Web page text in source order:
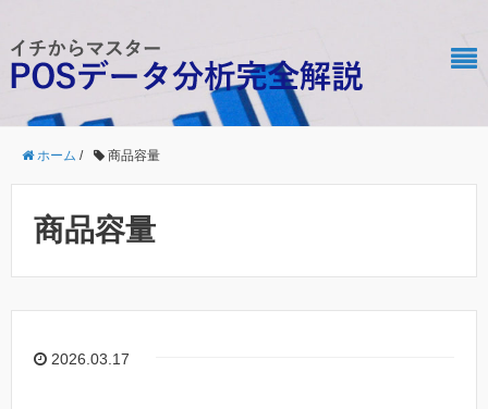
ホーム / 商品容量
商品容量
2026.03.17